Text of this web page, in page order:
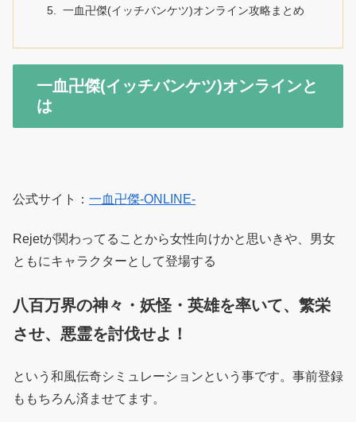
一血卍傑(イッチバンケツ)オンライン攻略まとめ
一血卍傑(イッチバンケツ)オンラインと
は
公式サイト： 一血卍傑-ONLINE-
Rejetが関わってることから女性向けかと思いきや、男女
ともにキャラクターとして登場する
八百万界の神々・妖怪・英雄を率いて、繁栄
させ、悪霊を討伐せよ！
という和風伝奇シミュレーションという事です。事前登録
ももちろん済ませてます。